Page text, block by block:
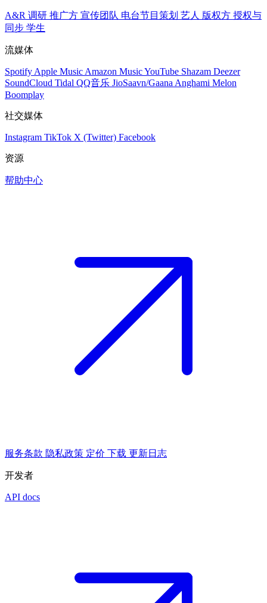
A&R 调研 推广方 宣传团队 电台节目策划 艺人 版权方 授权与
同步 学生
流媒体
Spotify Apple Music Amazon MusicYouTube Shazam Deezer
SoundCloud Tidal QQ音乐 JioSaavn/Gaana Anghami Melon
Boomplay
社交媒体
Instagram TikTok X (Twitter) Facebook
资源
帮助中心
服务条款 隐私政策 定价 下载 更新日志
开发者
API docs